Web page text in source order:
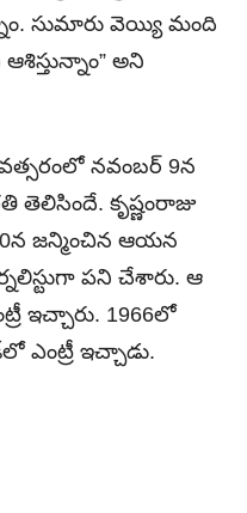
సుమారు వెయ్యి మంది
అని
నవంబర్ 9న
కృష్ణంరాజు
జన్మించిన ఆయన
పని చేశారు. ఆ
ఇచ్చారు. 1966లో
ఎంట్రీ ఇచ్చాడు.